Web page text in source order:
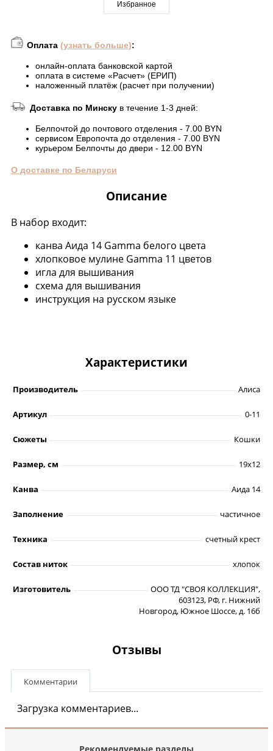
Избранное
Оплата (узнать больше):
онлайн-оплата банковской картой
оплата в системе «Расчет» (ЕРИП)
наложенный платёж (расчет при получении)
Доставка по Минску в течение 1-3 дней:
Белпочтой до почтового отделения - 7.00 BYN
сервисом Европочта до отделения - 7.00 BYN
курьером Белпочты до двери - 12.00 BYN
О доставке по Беларуси
Описание
В набор входит:
канва Аида 14 Gamma белого цвета
хлопковое мулине Gamma 11 цветов
игла для вышивания
схема для вышивания
инструкция на русском языке
Характеристики
Производитель Алиса
Артикул 0-11
Сюжеты Кошки
Размер, см 19х12
Канва Аида 14
Заполнение частичное
Техника счетный крест
Состав ниток хлопок
Изготовитель
ООО ТД "СВОЯ КОЛЛЕКЦИЯ",
603123, РФ, г. Нижний
Новгород, Южное Шоссе, д. 16б
Отзывы
Комментарии
Загрузка комментариев...